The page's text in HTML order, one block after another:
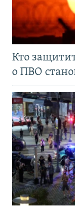
Кто
о ПВО